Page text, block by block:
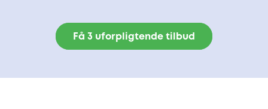
Få 3 uforpligtende tilbud